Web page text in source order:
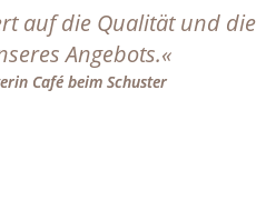
auf die Qualität und die
Angebots.«
Café beim Schuster